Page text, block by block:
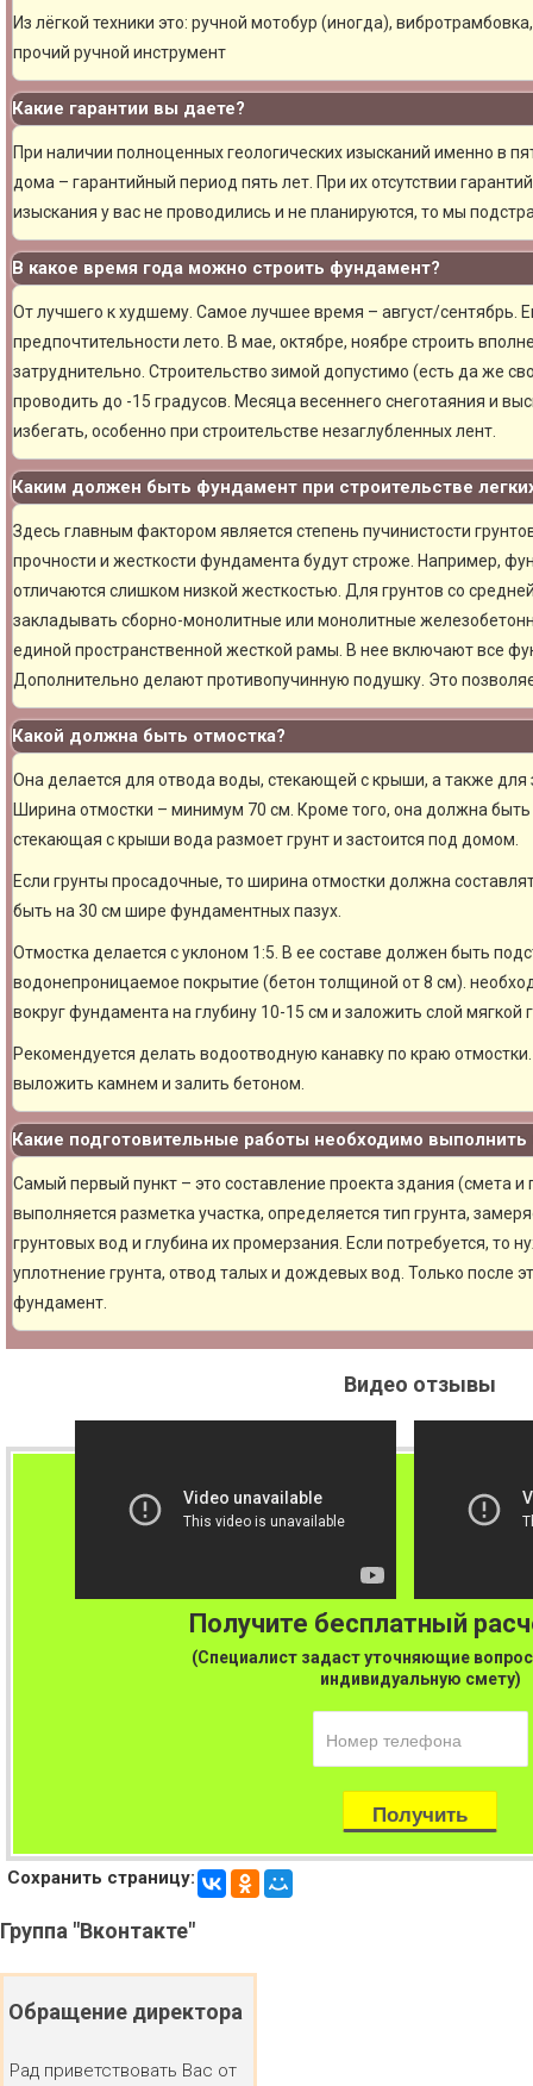
Из лёгкой техники это: ручной мотобур (иногда),
прочий ручной инструмент
Какие гарантии вы даете?
При наличии полноценных геологических изысканий именно в
дома – гарантийный период пять лет. При их отсутствии
изыскания у вас не проводились и не планируются, то мы
В какое время года можно строить фундамент?
От лучшего к худшему. Самое лучшее время – август/сентябрь.
предпочтительности лето. В мае, октябре, ноябре строить
затруднительно. Строительство зимой допустимо (есть да же
проводить до -15 градусов. Месяца весеннего снеготаяния и
избегать, особенно при строительстве незаглубленных лент.
Каким должен быть фундамент при строительстве
Здесь главным фактором является степень пучинистости
прочности и жесткости фундамента будут строже. Например,
отличаются слишком низкой жесткостью. Для грунтов со
закладывать сборно-монолитные или монолитные
единой пространственной жесткой рамы. В нее включают все
Дополнительно делают противопучинную подушку. Это
Какой должна быть отмостка?
Она делается для отвода воды, стекающей с крыши, а также
Ширина отмостки – минимум 70 см. Кроме того, она должна
стекающая с крыши вода размоет грунт и застоится под домом.
Если грунты просадочные, то ширина отмостки должна
быть на 30 см шире фундаментных пазух.
Отмостка делается с уклоном 1:5. В ее составе должен быть
водонепроницаемое покрытие (бетон толщиной от 8 см).
вокруг фундамента на глубину 10-15 см и заложить слой мягкой
Рекомендуется делать водоотводную канавку по краю
выложить камнем и залить бетоном.
Какие подготовительные работы необходимо
Самый первый пункт – это составление проекта здания (смета
выполняется разметка участка, определяется тип грунта,
грунтовых вод и глубина их промерзания. Если потребуется, то
уплотнение грунта, отвод талых и дождевых вод. Только после
фундамент.
Видео отзывы
Получите бесплатный
(Специалист задаст уточняющие
индивидуальную смету)
Сохранить страницу:
Группа "Вконтакте"
Обращение директора
Рад приветствовать Вас от